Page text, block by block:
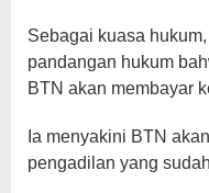
Sebagai kuasa
pandangan hukum
BTN akan membayar
Ia menyakini BTN
pengadilan yang